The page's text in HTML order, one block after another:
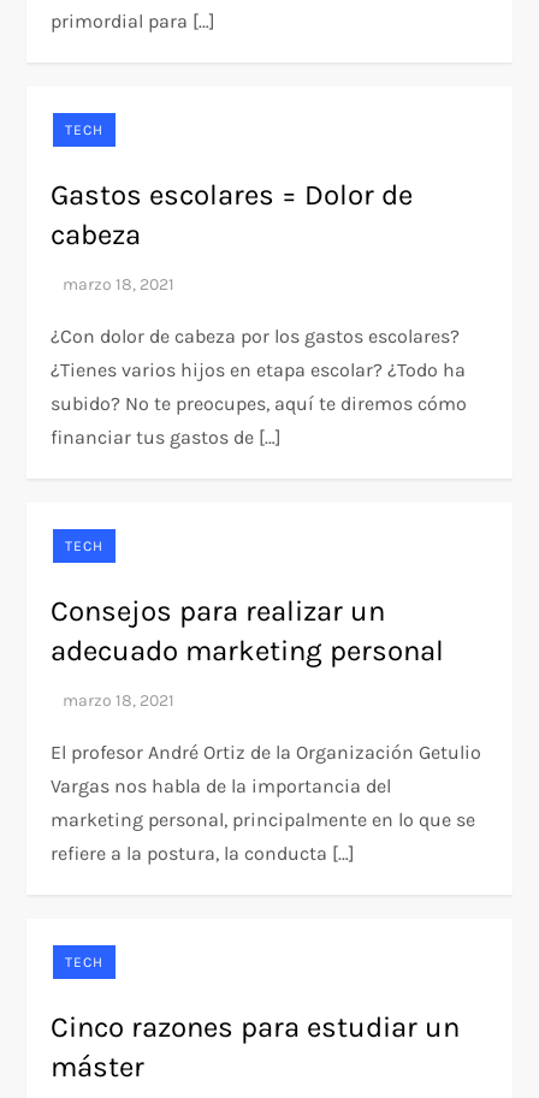
primordial para […]
TECH
Gastos escolares = Dolor de
cabeza
¿Con dolor de cabeza por los gastos escolares?
¿Tienes varios hijos en etapa escolar? ¿Todo ha
subido? No te preocupes, aquí te diremos cómo
financiar tus gastos de […]
TECH
Consejos para realizar un
adecuado marketing personal
El profesor André Ortiz de la Organización Getulio
Vargas nos habla de la importancia del
marketing personal, principalmente en lo que se
refiere a la postura, la conducta […]
TECH
Cinco razones para estudiar un
máster